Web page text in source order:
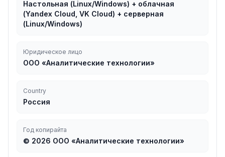
Настольная (Linux/Windows) + облачная
(Yandex Cloud, VK Cloud) + серверная
(Linux/Windows)
Юридическое лицо
ООО «Аналитические технологии»
Country
Россия
Год копирайта
© 2026 ООО «Аналитические технологии»